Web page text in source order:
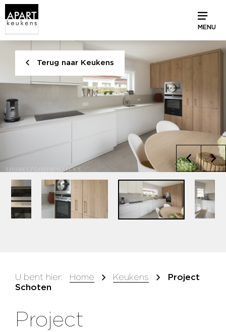
MENU
Terug naar Keukens
U bent hier: Home Keukens
Project
Schoten
Project